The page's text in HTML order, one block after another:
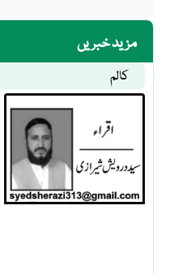
مزید خبریں
کالم